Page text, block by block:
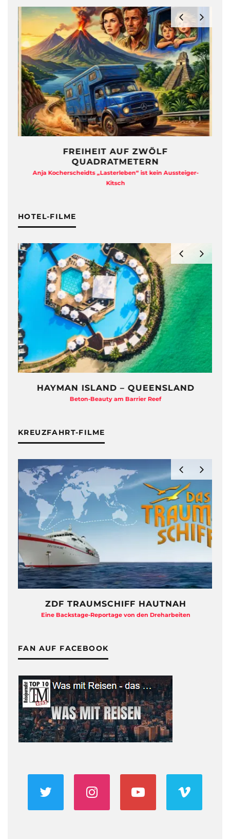
FREIHEIT AUF ZWÖLF
QUADRATMETERN
Anja Kocherscheidts „Lasterleben“ ist kein Aussteiger-
Kitsch
HOTEL-FILME
HAYMAN ISLAND – QUEENSLAND
Beton-Beauty am Barrier Reef
KREUZFAHRT-FILME
ZDF TRAUMSCHIFF HAUTNAH
Eine Backstage-Reportage von den Dreharbeiten
FAN AUF FACEBOOK